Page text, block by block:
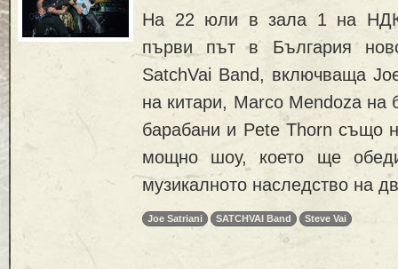
На 22 юли в зала 1 на
първи път в България
SatchVai Band, включваща
на китари, Marco Mendoza на
барабани и Pete Thorn също
мощно шоу, което ще
музикалното наследство на
Joe Satriani SATCHVAI Band Steve Vai